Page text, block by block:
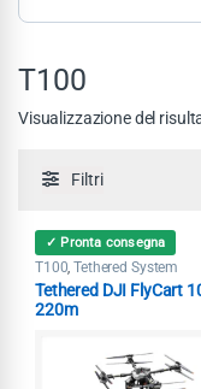
T100
Visualizzazione del
Filtri
✓ Pronta consegna
T100 ,Tethered System
Tethered DJI FlyCart
220m